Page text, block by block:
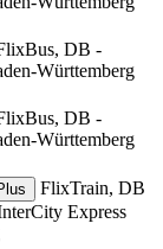
DB -
Württemberg
DB -
Württemberg
FlixTrain, DB
Express